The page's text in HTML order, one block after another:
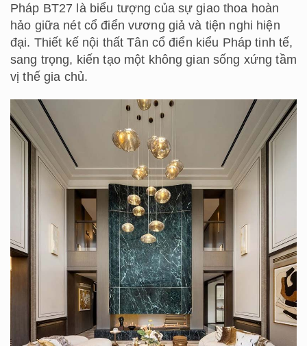
Pháp BT27 là biểu tượng của sự giao thoa hoàn
hảo giữa nét cổ điển vương giả và tiện nghi hiện
đại. Thiết kế nội thất Tân cổ điển kiểu Pháp tinh tế,
sang trọng, kiến tạo một không gian sống xứng tầm
vị thế gia chủ.